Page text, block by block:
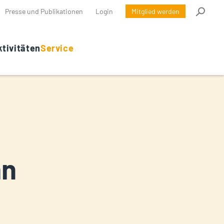
Presse und Publikationen Login Mitglied werden
Service